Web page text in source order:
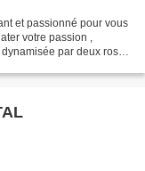
et passionné pour vous
votre passion ,
par deux roses